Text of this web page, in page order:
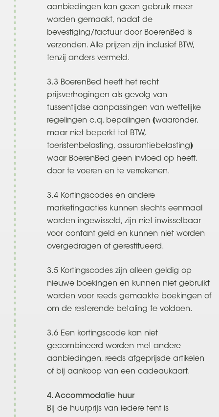
aanbiedingen kan geen gebruik meer
worden gemaakt, nadat de
bevestiging/factuur door BoerenBed is
verzonden. Alle prijzen zijn inclusief BTW,
tenzij anders vermeld.
3.3 BoerenBed heeft het recht
prijsverhogingen als gevolg van
tussentijdse aanpassingen van wettelijke
regelingen c.q. bepalingen (waaronder,
maar niet beperkt tot BTW,
toeristenbelasting, assurantiebelasting)
waar BoerenBed geen invloed op heeft,
door te voeren en te verrekenen.
3.4 Kortingscodes en andere
marketingacties kunnen slechts eenmaal
worden ingewisseld, zijn niet inwisselbaar
voor contant geld en kunnen niet worden
overgedragen of gerestitueerd.
3.5 Kortingscodes zijn alleen geldig op
nieuwe boekingen en kunnen niet gebruikt
worden voor reeds gemaakte boekingen of
om de resterende betaling te voldoen.
3.6 Een kortingscode kan niet
gecombineerd worden met andere
aanbiedingen, reeds afgeprijsde artikelen
of bij aankoop van een cadeaukaart.
4. Accommodatie huur
Bij de huurprijs van iedere tent is